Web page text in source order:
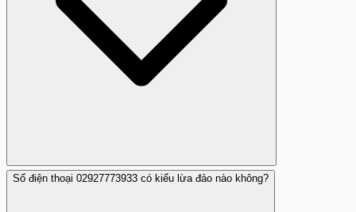
Có, việc chia sẻ thông tin sẽ giúp người khác tránh được
Số điện thoại 02927773933 có kiểu lừa đảo nào không?